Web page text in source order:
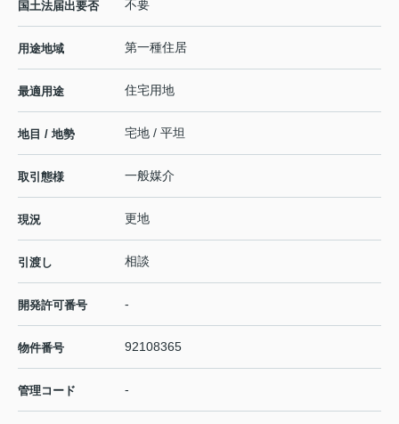
国土法届出要否 不要
用途地域 第一種住居
最適用途 住宅用地
地目 / 地勢 宅地 / 平坦
取引態様 一般媒介
現況 更地
引渡し 相談
開発許可番号 -
物件番号 92108365
管理コード -